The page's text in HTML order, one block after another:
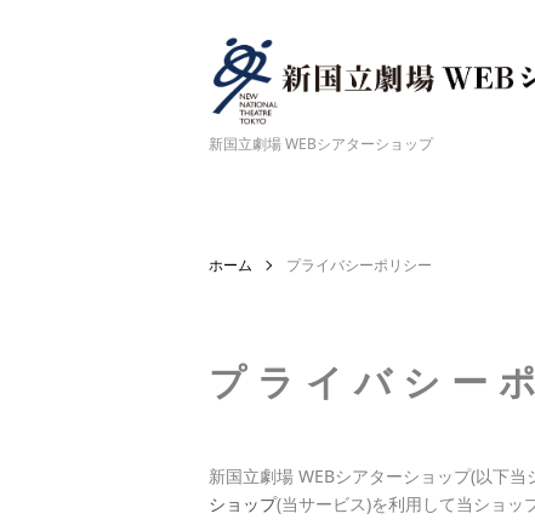
新国立劇場 WEBシアターショップ
ホーム プライバシーポリシー
プライバシー
新国立劇場 WEBシアターショップ(以下当
ショップ(当サービス)を利用して当ショッ